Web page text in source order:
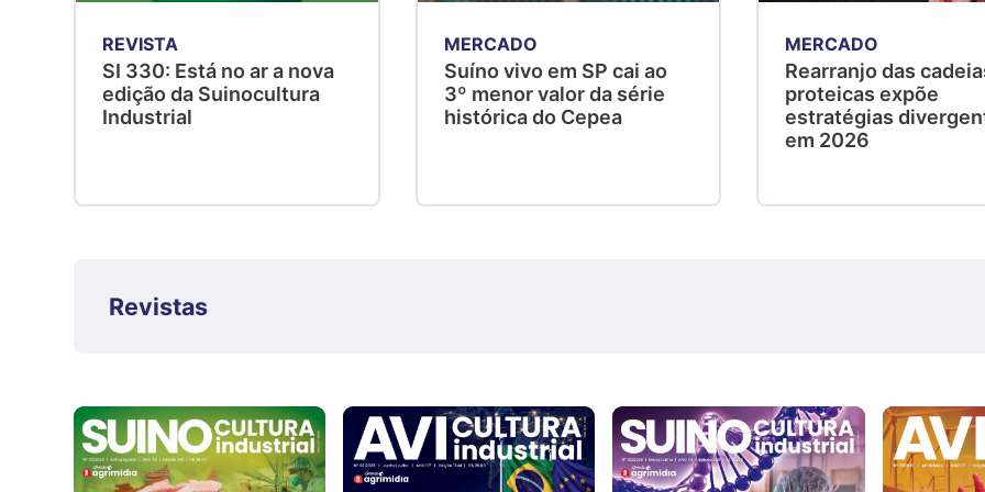
REVISTA
SI 330: Está no ar a nova
edição da Suinocultura
Industrial
MERCADO
Suíno vivo em SP cai ao
3º menor valor da série
histórica do Cepea
MERCADO
Rearranjo das
proteicas expõe
estratégias
em 2026
Revistas